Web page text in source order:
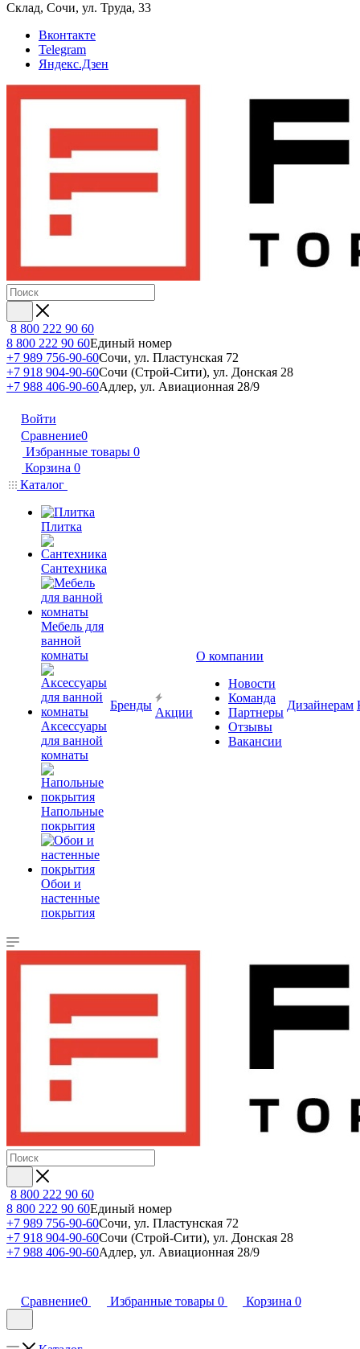
Склад, Сочи, ул. Труда, 33
Вконтакте
Telegram
Яндекс.Дзен
8 800 222 90 60
8 800 222 90 60Единый номер
+7 989 756-90-60Сочи, ул. Пластунская 72
+7 918 904-90-60Сочи (Строй-Сити), ул. Донская 28
+7 988 406-90-60Адлер, ул. Авиационная 28/9
Войти
Сравнение0
Избранные товары 0
Корзина 0
Каталог
Плитка
Сантехника
Мебель для
ванной
комнаты
Аксессуары
для ванной
комнаты
Напольные
покрытия
Обои и
настенные
покрытия
Бренды
Акции
О компании
Новости
Команда
Партнеры
Отзывы
Вакансии
Дизайнерам
8 800 222 90 60
8 800 222 90 60Единый номер
+7 989 756-90-60Сочи, ул. Пластунская 72
+7 918 904-90-60Сочи (Строй-Сити), ул. Донская 28
+7 988 406-90-60Адлер, ул. Авиационная 28/9
Сравнение0 Избранные товары 0 Корзина 0